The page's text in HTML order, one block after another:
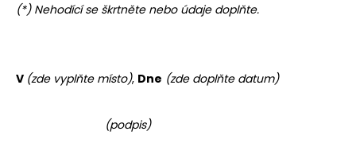
(*) Nehodící se škrtněte nebo údaje doplňte.
V (zde vyplňte místo), Dne (zde doplňte datum)
(podpis)